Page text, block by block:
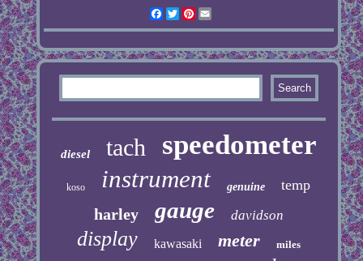
Facebook
TwitterPinterest
diesel tach speedometer
koso instrument genuine temp
harley gauge davidson
display kawasaki meter miles